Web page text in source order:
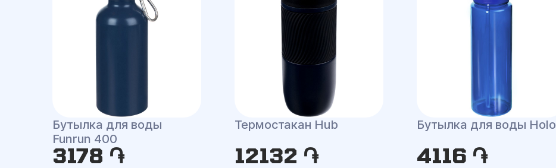
Бутылка для воды
Funrun 400
3178 ֏
Термостакан Hub
12132 ֏
Бутылка для воды Holo
4116 ֏